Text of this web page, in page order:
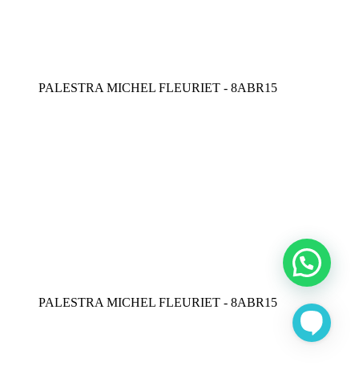
PALESTRA MICHEL FLEURIET - 8ABR15
PALESTRA MICHEL FLEURIET - 8ABR15